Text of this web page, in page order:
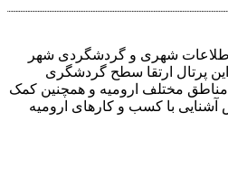
شهری و گردشگردی شهر
این پرتال ارتقا سطح گردشگری
مناطق مختلف ارومیه و همچنین کمک
با کسب و کارهای ارومیه